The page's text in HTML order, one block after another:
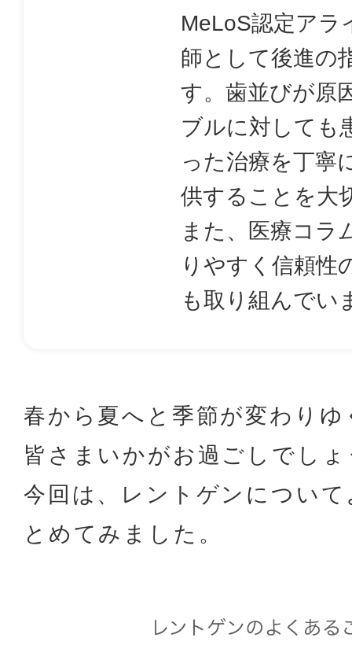
MeLoS認定アラ
師として後進の
す。歯並びが原
ブルに対しても
った治療を丁寧
供することを大
また、医療コラ
りやすく信頼性
も取り組んでい
春から夏へと季節が変わり
皆さまいかがお過ごしでし
今回は、レントゲンについ
とめてみました。